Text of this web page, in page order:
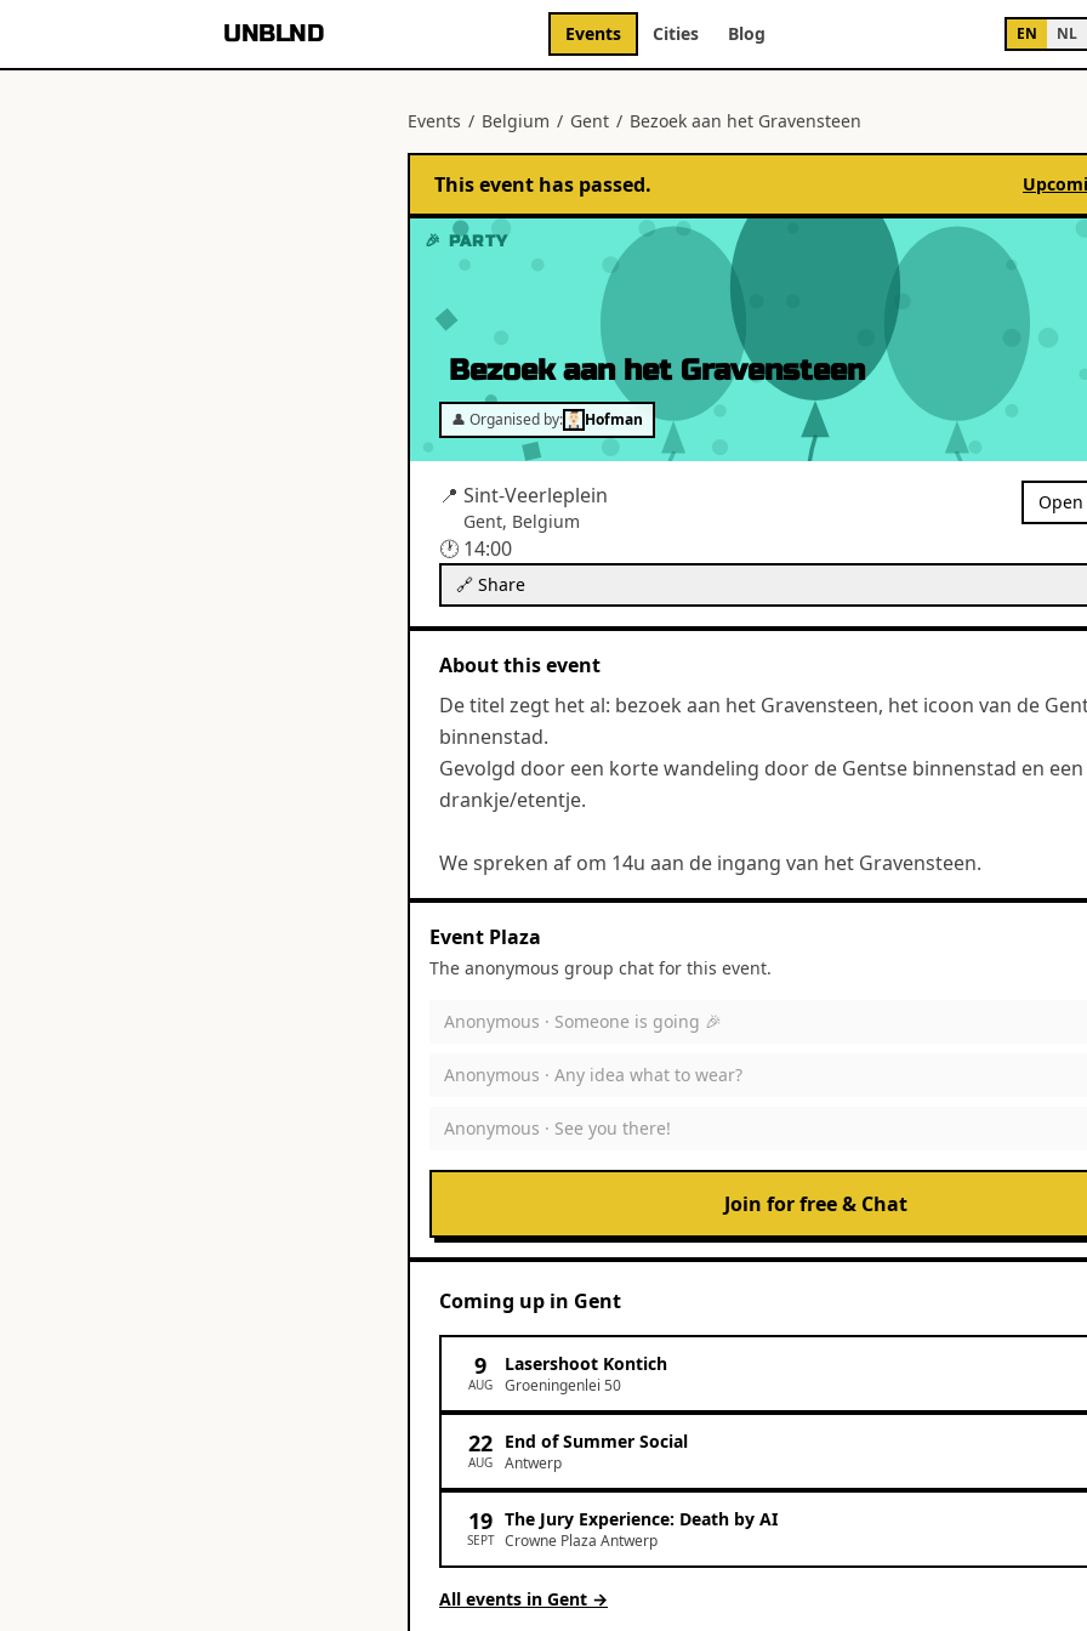
UNBLND Events Cities Blog EN NL
Events / Belgium / Gent / Bezoek aan het Gravensteen
This event has passed.
🎉 PARTY
Bezoek aan het Gravensteen
👤 Organised by: Hofman
📍 Sint-Veerleplein
Gent, Belgium
🕐 14:00
🔗 Share
About this event
De titel zegt het al: bezoek aan het Gravensteen, het icoon van de
binnenstad.
Gevolgd door een korte wandeling door de Gentse binnenstad en een
drankje/etentje.
We spreken af om 14u aan de ingang van het Gravensteen.
Event Plaza
The anonymous group chat for this event.
Anonymous · Someone is going 🎉
Anonymous · Any idea what to wear?
Anonymous · See you there!
Join for free & Chat
Coming up in Gent
9
AUG
Lasershoot Kontich
Groeningenlei 50
22
AUG
End of Summer Social
Antwerp
19
SEPT
The Jury Experience: Death by AI
Crowne Plaza Antwerp
All events in Gent →